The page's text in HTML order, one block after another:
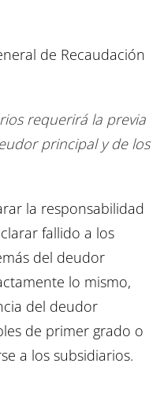
de Recaudación
requerirá la previa
principal y de los
la responsabilidad
fallido a los
del deudor
lo mismo,
del deudor
de primer grado o
a los subsidiarios.